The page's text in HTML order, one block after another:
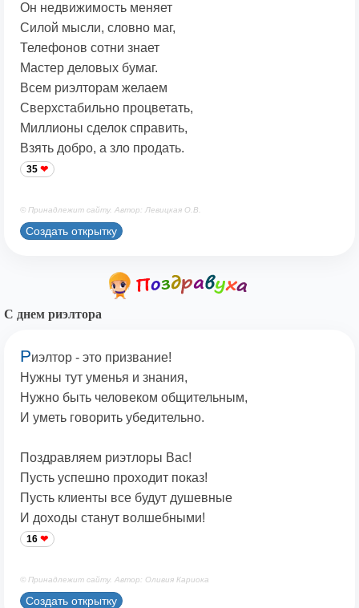
Он недвижимость меняет
Силой мысли, словно маг,
Телефонов сотни знает
Мастер деловых бумаг.
Всем риэлторам желаем
Сверхстабильно процветать,
Миллионы сделок справить,
Взять добро, а зло продать.
35
© Принадлежит сайту. Автор: Левицкая О.В.
Создать открытку
С днем риэлтора
Риэлтор - это призвание!
Нужны тут уменья и знания,
Нужно быть человеком общительным,
И уметь говорить убедительно.
Поздравляем риэтлоры Вас!
Пусть успешно проходит показ!
Пусть клиенты все будут душевные
И доходы станут волшебными!
16
© Принадлежит сайту. Автор: Оливия Кариока
Создать открытку